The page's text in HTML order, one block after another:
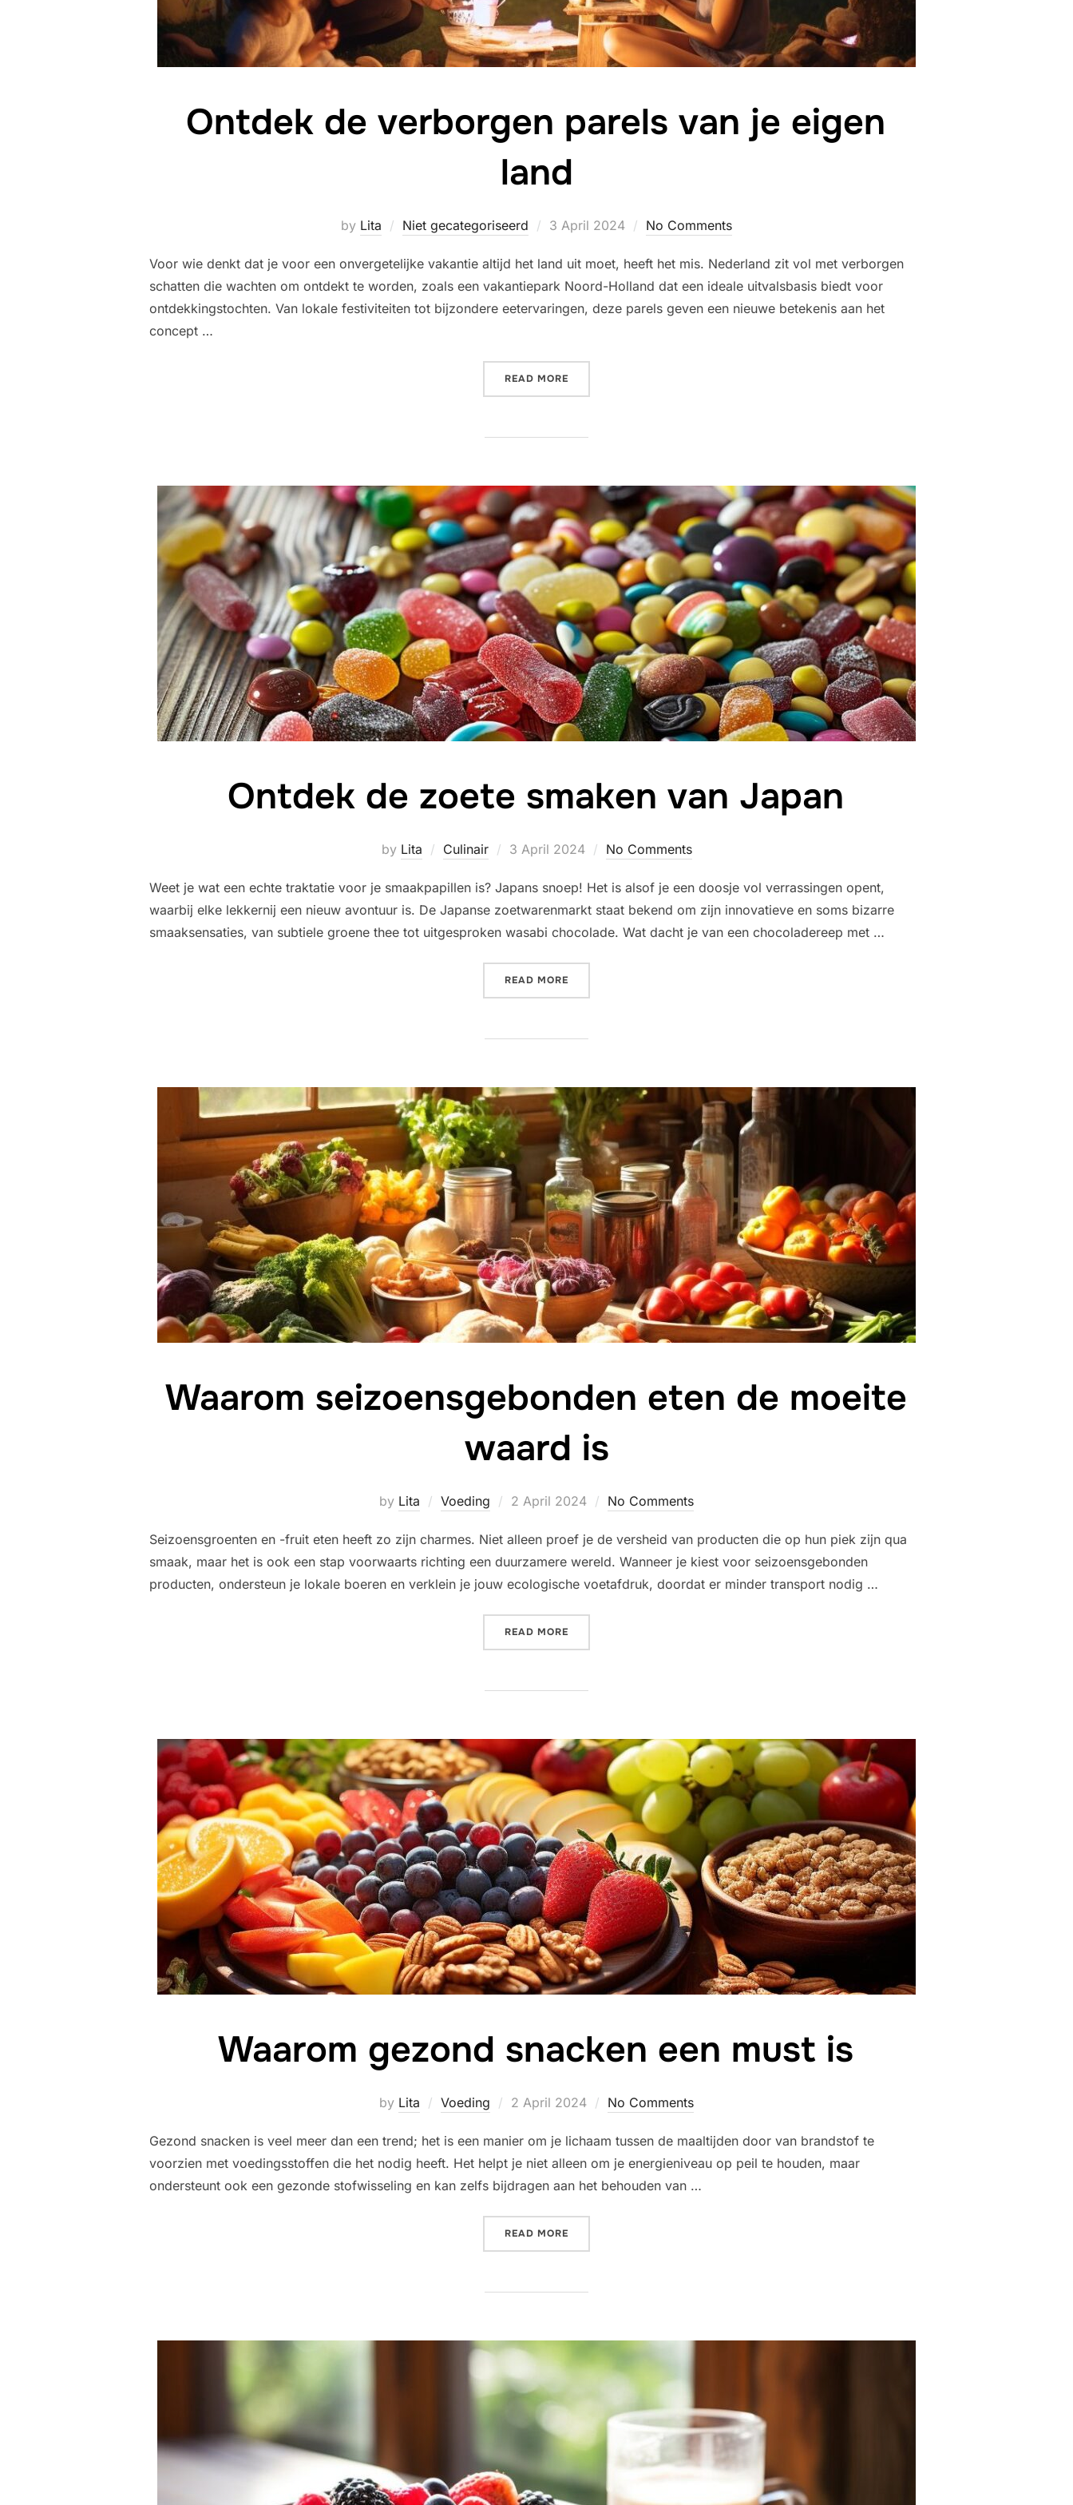
Ontdek de verborgen parels van je eigen
land
by Lita Niet gecategoriseerd
Posted
3 April 2024 No Comments
Voor wie denkt dat je voor een onvergetelijke vakantie altijd het land uit moet, heeft het mis. Nederland zit vol met verborgen
schatten die wachten om ontdekt te worden, zoals een vakantiepark Noord-Holland dat een ideale uitvalsbasis biedt voor
ontdekkingstochten. Van lokale festiviteiten tot bijzondere eetervaringen, deze parels geven een nieuwe betekenis aan het
concept …
READ MORE
Ontdek de zoete smaken van Japan
by Lita Culinair
Posted
3 April 2024 No Comments
Weet je wat een echte traktatie voor je smaakpapillen is? Japans snoep! Het is alsof je een doosje vol verrassingen opent,
waarbij elke lekkernij een nieuw avontuur is. De Japanse zoetwarenmarkt staat bekend om zijn innovatieve en soms bizarre
smaaksensaties, van subtiele groene thee tot uitgesproken wasabi chocolade. Wat dacht je van een chocoladereep met …
READ MORE
Waarom seizoensgebonden eten de moeite
waard is
by Lita Voeding
Posted
2 April 2024 No Comments
Seizoensgroenten en -fruit eten heeft zo zijn charmes. Niet alleen proef je de versheid van producten die op hun piek zijn qua
smaak, maar het is ook een stap voorwaarts richting een duurzamere wereld. Wanneer je kiest voor seizoensgebonden
producten, ondersteun je lokale boeren en verklein je jouw ecologische voetafdruk, doordat er minder transport nodig …
READ MORE
Waarom gezond snacken een must is
by Lita Voeding
Posted
2 April 2024 No Comments
Gezond snacken is veel meer dan een trend; het is een manier om je lichaam tussen de maaltijden door van brandstof te
voorzien met voedingsstoffen die het nodig heeft. Het helpt je niet alleen om je energieniveau op peil te houden, maar
ondersteunt ook een gezonde stofwisseling en kan zelfs bijdragen aan het behouden van …
READ MORE